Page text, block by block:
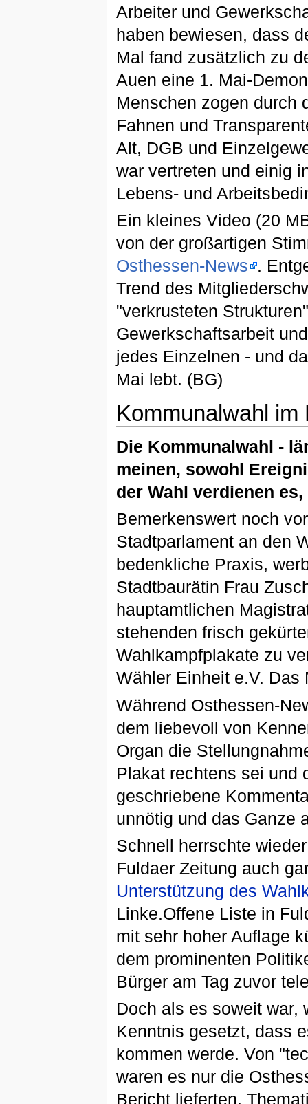
Arbeiter und
haben bewiesen, dass
Mal fand zusätzlich zu
Auen eine 1. Mai-
Menschen zogen durch
Fahnen und
Alt, DGB und
war vertreten und einig
Lebens- und
Ein kleines Video (20
von der großartigen
Osthessen-News .
Trend des
"verkrusteten
Gewerkschaftsarbeit
jedes Einzelnen - und
Mai lebt. (BG)
Kommunalwahl im
Die Kommunalwahl -
meinen, sowohl
der Wahl verdienen
Bemerkenswert noch
Stadtparlament an den
bedenkliche Praxis,
Stadtbaurätin Frau
hauptamtlichen
stehenden frisch
Wahlkampfplakate zu
Wähler Einheit e.V. Das
Während Osthessen-
dem liebevoll von
Organ die
Plakat rechtens sei und
geschriebene
unnötig und das Ganze
Schnell herrschte
Fuldaer Zeitung auch
Unterstützung des
Linke.Offene Liste in
mit sehr hoher Auflage
dem prominenten
Bürger am Tag zuvor
Doch als es soweit war,
Kenntnis gesetzt, dass
kommen werde. Von
waren es nur die
Bericht lieferten.